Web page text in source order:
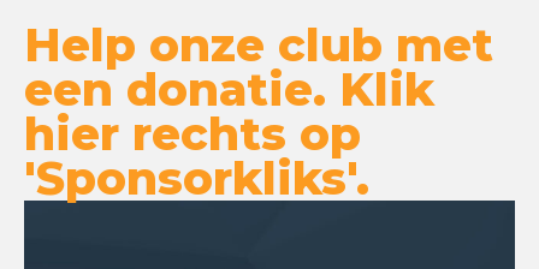
Help onze club met
een donatie. Klik
hier rechts op
'Sponsorkliks'.